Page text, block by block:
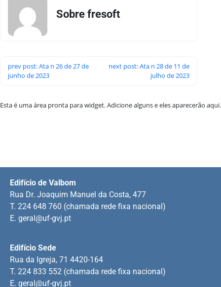
Sobre fresoft
prev post: Ata n 26 de 27 de
junho de 2023
next post: Ata n 28 de 11 de
julho de 2023
Esta é uma área pronta para widget. Adicione alguns e eles aparecerão aqui.
Edifício Sede
Rua da Igreja, 71 4420-164
T. 224 833 552 (chamada rede fixa nacional)
E. geral@uf-gvj.pt
Edifício de Valbom
Rua Dr. Joaquim Manuel da Costa, 477
T. 224 648 760 (chamada rede fixa nacional)
E. geral@uf-gvj.pt